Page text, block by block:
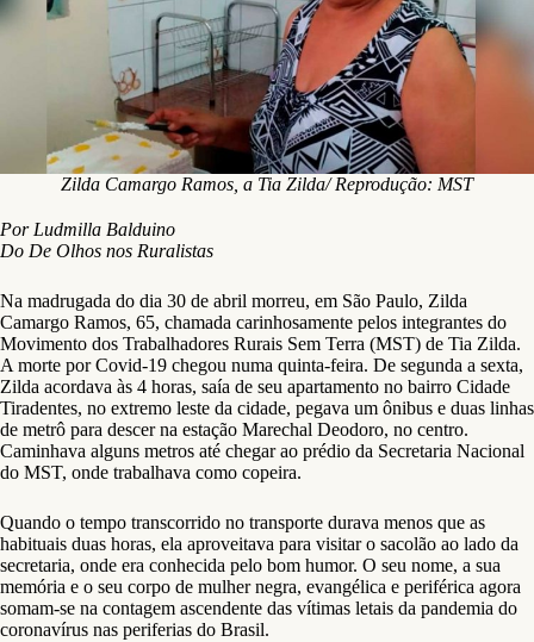
Zilda Camargo Ramos, a Tia Zilda/ Reprodução: MST
Por Ludmilla Balduino
Do De Olhos nos Ruralistas
Na madrugada do dia 30 de abril morreu, em São Paulo, Zilda
Camargo Ramos, 65, chamada carinhosamente pelos integrantes do
Movimento dos Trabalhadores Rurais Sem Terra (MST) de Tia Zilda.
A morte por Covid-19 chegou numa quinta-feira. De segunda a sexta,
Zilda acordava às 4 horas, saía de seu apartamento no bairro Cidade
Tiradentes, no extremo leste da cidade, pegava um ônibus e duas linhas
de metrô para descer na estação Marechal Deodoro, no centro.
Caminhava alguns metros até chegar ao prédio da Secretaria Nacional
do MST, onde trabalhava como copeira.
Quando o tempo transcorrido no transporte durava menos que as
habituais duas horas, ela aproveitava para visitar o sacolão ao lado da
secretaria, onde era conhecida pelo bom humor. O seu nome, a sua
memória e o seu corpo de mulher negra, evangélica e periférica agora
somam-se na contagem ascendente das vítimas letais da pandemia do
coronavírus nas periferias do Brasil.